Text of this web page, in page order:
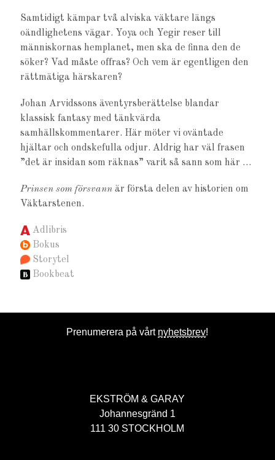
Samtidigt kämpar två alviska väktare längs
oändlighetens vägar. Yoya och Yegir reser till
människornas hemplanet, men ska de finna den de
söker? Vad måste offras? Och vem är egentligen den
rättmätiga härskaren?
Johan Arvidssons äventyrsberättelse blandar
klassisk fantasy med tänkvärda
samhällskommentarer. Här möter vi oväntade
hjältar och ondskefulla odjur. Aldrig har väl frasen
”det är insidan som räknas” varit så sann som här …
Prinsen som försvann är första delen av historien om
Väktarstenen.
Adlibris
Bokus
Storytel
Bookbeat
Prenumerera på vårt nyhetsbrev!
EKSTRÖM & GARAY
Johannesgränd 1
111 30 STOCKHOLM